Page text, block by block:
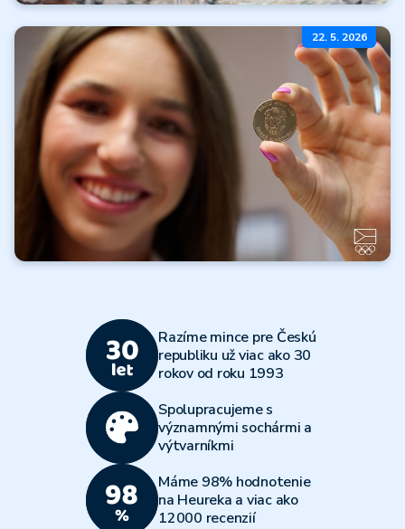
Koruny moci
a neba
Čítať ďalej
Všetky články
22. 5. 2026
viacboj 2026
Čítať ďalej
Všetky články
Razíme mince pre Českú
republiku už viac ako 30
rokov od roku 1993
Spolupracujeme s
významnými sochármi a
výtvarníkmi
Máme 98% hodnotenie
na Heureka a viac ako
12000 recenzií